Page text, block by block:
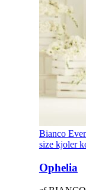
Bianco
size kjoler
Ophelia